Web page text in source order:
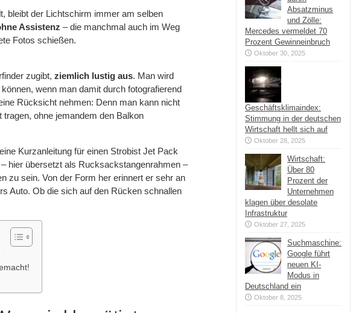
bleibt der Lichtschirm immer am selben
Assistenz – die manchmal auch im Weg
Fotos schießen.
zugibt, ziemlich lustig aus. Man wird
wenn man damit durch fotografierend
Rücksicht nehmen: Denn man kann nicht
ohne jemandem den Balkon
Kurzanleitung für einen Strobist Jet Pack
hier übersetzt als Rucksackstangenrahmen –
zu sein. Von der Form her erinnert er sehr an
Auto. Ob die sich auf den Rücken schnallen
Absatzminus
und Zölle:
Mercedes vermeldet 70
Prozent Gewinneinbruch
Oktober 30, 2025
Geschäftsklimaindex:
Stimmung in der deutschen
Wirtschaft hellt sich auf
Oktober 28, 2025
Wirtschaft:
Über 80
Prozent der
Unternehmen
klagen über desolate
Infrastruktur
Oktober 27, 2025
Suchmaschine:
Google führt
neuen KI-
Modus in
Deutschland ein
Oktober 8, 2025